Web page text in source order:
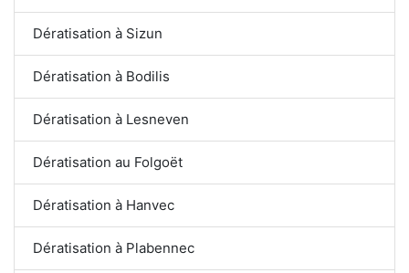
Dératisation à Sizun
Dératisation à Bodilis
Dératisation à Lesneven
Dératisation au Folgoët
Dératisation à Hanvec
Dératisation à Plabennec